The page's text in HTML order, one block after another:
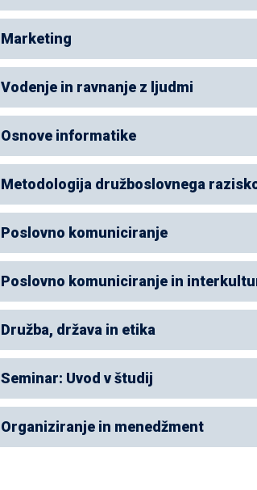
Marketing
Vodenje in ravnanje z ljudmi
Osnove informatike
Metodologija družboslovnega
Poslovno komuniciranje
Poslovno komuniciranje in
Družba, država in etika
Seminar: Uvod v študij
Organiziranje in menedžment